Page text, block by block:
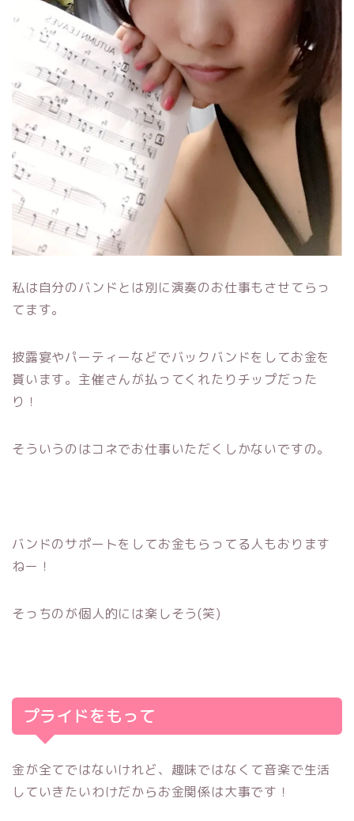
私は自分のバンドとは別に演奏のお仕事もさせてらっ
てます。
披露宴やパーティーなどでバックバンドをしてお金を
貰います。主催さんが払ってくれたりチップだった
り！
そういうのはコネでお仕事いただくしかないですの。
バンドのサポートをしてお金もらってる人もおります
ねー！
そっちのが個人的には楽しそう(笑)
プライドをもって
金が全てではないけれど、趣味ではなくて音楽で生活
していきたいわけだからお金関係は大事です！